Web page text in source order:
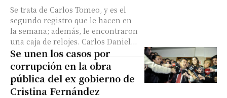
Se trata de Carlos Tomeo, y es el
segundo registro que le hacen en
la semana; además, le encontraron
una caja de relojes. Carlos Daniel...
Se unen los casos por
corrupción en la obra
pública del ex gobierno de
Cristina Fernández